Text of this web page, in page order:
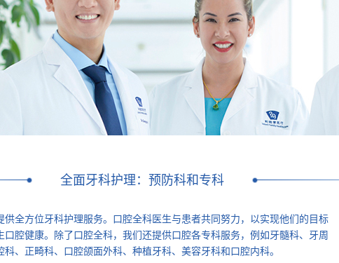
全面牙科护理：预防科和专科
供全方位牙科护理服务。口腔全科医生与患者共同努力，以实现他们的目标
腔健康。除了口腔全科，我们还提供口腔各专科服务，例如牙髓科、牙周
科、正畸科、口腔颌面外科、种植牙科、美容牙科和口腔内科。